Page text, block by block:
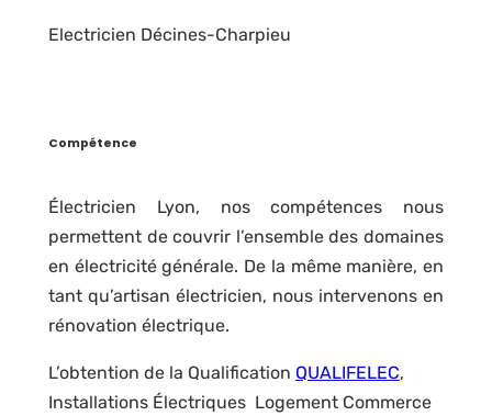
Electricien Décines-Charpieu
Compétence
Électricien Lyon, nos compétences nous
permettent de couvrir l’ensemble des domaines
en électricité générale. De la même manière, en
tant qu’artisan électricien, nous intervenons en
rénovation électrique.
L’obtention de la Qualification QUALIFELEC,
Installations Électriques Logement Commerce